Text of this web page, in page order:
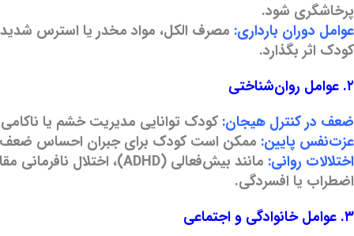
پرخاشگری شود.
عوامل دوران بارداری: مصرف الکل، مواد مخدر یا استرس شدید
کودک اثر بگذارد.
۲. عوامل روان‌شناختی
ضعف در کنترل هیجان: کودک توانایی مدیریت خشم یا ناکامی
عزت‌نفس پایین: ممکن است کودک برای جبران احساس ضعف
اختلالات روانی:
اضطراب یا افسردگی.
۳. عوامل خانوادگی و اجتماعی